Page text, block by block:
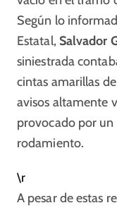
Según lo
Estatal, Salvador
siniestrada
cintas amarillas
avisos altamente
provocado por
rodamiento.
\r
A pesar de estas